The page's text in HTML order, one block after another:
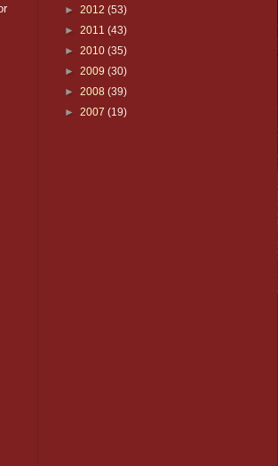
► 2012 (53)
► 2011 (43)
► 2010 (35)
► 2009 (30)
► 2008 (39)
► 2007 (19)